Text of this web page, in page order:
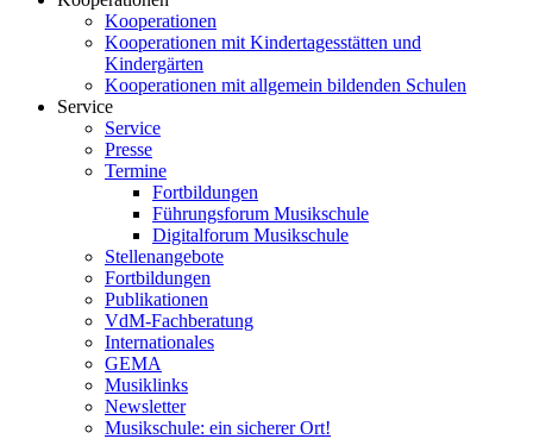
Kooperationen
Kooperationen mit Kindertagesstätten und
Kindergärten
Kooperationen mit allgemein bildenden Schulen
Service
Service
Presse
Termine
Fortbildungen
Führungsforum Musikschule
Digitalforum Musikschule
Stellenangebote
Fortbildungen
Publikationen
VdM-Fachberatung
Internationales
GEMA
Musiklinks
Newsletter
Musikschule: ein sicherer Ort!